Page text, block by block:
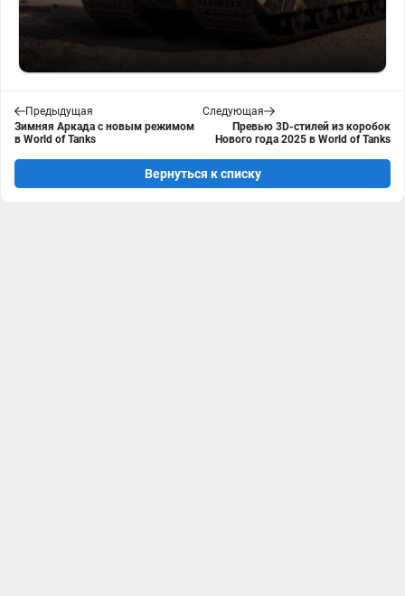
Предыдущая
Зимняя Аркада с новым режимом
в World of Tanks
Следующая
Превью 3D-стилей из коробок
Нового года 2025 в World of Tanks
Вернуться к списку